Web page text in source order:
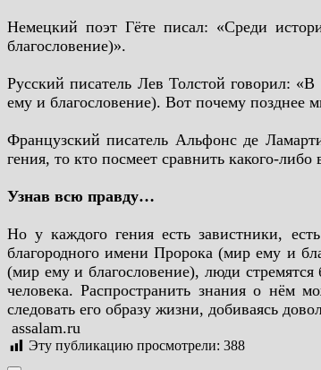
Немецкий поэт Гёте писал: «Среди
благословение)».
Русский писатель Лев Толстой говорил:
ему и благословение). Вот почему позднее
Французский писатель Альфонс де
гения, то кто посмеет сравнить какого-
Узнав всю правду…
Но у каждого гения есть завистники,
благородного имени Пророка (мир ему и
(мир ему и благословение), люди стремятся
человека. Распространить знания о нём
следовать его образу жизни, добиваясь
assalam.ru
Эту публикацию просмотрели: 388